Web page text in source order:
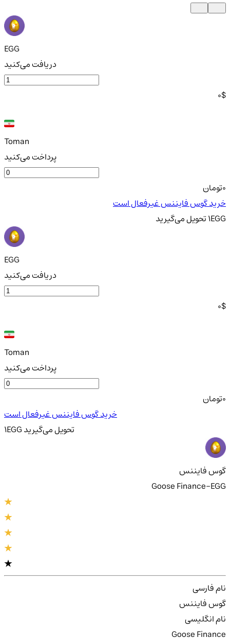
EGG
دریافت می‌کنید
0$
Toman
پرداخت می‌کنید
تومان
خرید گوس فایننس غیرفعال است
1EGGتحویلمی‌گیرید
EGG
دریافت می‌کنید
0$
Toman
پرداخت می‌کنید
تومان
خرید گوس فایننس غیرفعال است
1EGG تحویلمی‌گیرید
گوس فایننس
Goose Finance-EGG
نام فارسی
گوس فایننس
نام انگلیسی
Goose Finance